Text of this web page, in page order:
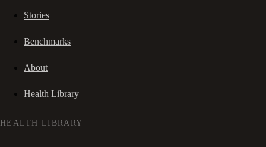
Stories
Benchmarks
About
Health Library
HEALTH LIBRARY